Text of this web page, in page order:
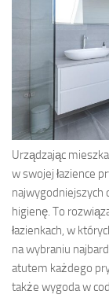
Urządzając
w swojej łazience
najwygodniejszych
higienę. To
łazienkach, w
na wybraniu
atutem każdego
także wygoda w